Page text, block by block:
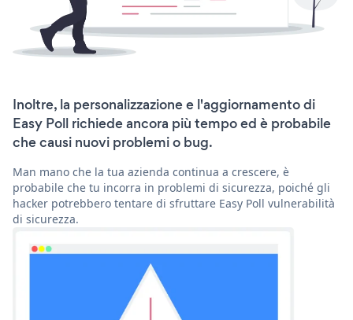
Inoltre, la personalizzazione e l'aggiornamento di
Easy Poll richiede ancora più tempo ed è probabile
che causi nuovi problemi o bug.
Man mano che la tua azienda continua a crescere, è
probabile che tu incorra in problemi di sicurezza, poiché gli
hacker potrebbero tentare di sfruttare Easy Poll vulnerabilità
di sicurezza.